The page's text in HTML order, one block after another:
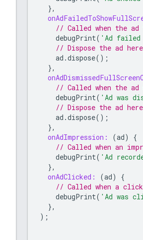
},
// Called when the
debugPrint( 'Ad failed
// Dispose the ad
ad .dispose();
},
// Called when the
debugPrint( 'Ad was
// Dispose the ad
ad .dispose();
},
onAdImpression:
(ad)
{
// Called when an
debugPrint( 'Ad
},
onAdClicked:
(ad)
{
// Called when a
debugPrint( 'Ad was
},
);